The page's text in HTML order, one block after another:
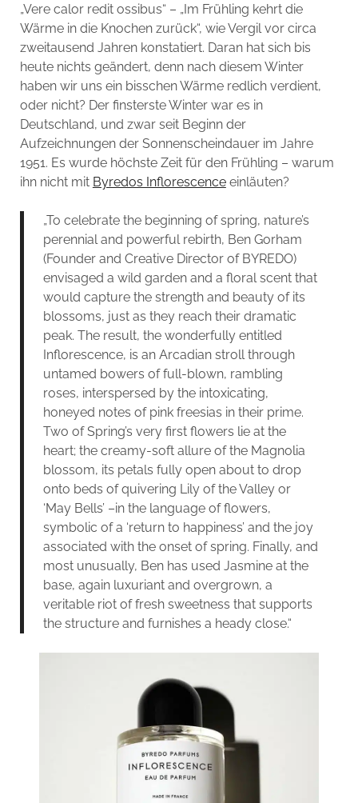
„Vere calor redit ossibus“ – „Im Frühling kehrt die
Wärme in die Knochen zurück“, wie Vergil vor circa
zweitausend Jahren konstatiert. Daran hat sich bis
heute nichts geändert, denn nach diesem Winter
haben wir uns ein bisschen Wärme redlich verdient,
oder nicht? Der finsterste Winter war es in
Deutschland, und zwar seit Beginn der
Aufzeichnungen der Sonnenscheindauer im Jahre
1951. Es wurde höchste Zeit für den Frühling – warum
ihn nicht mit Byredos Inflorescenceeinläuten?
„To celebrate the beginning of spring, nature’s
perennial and powerful rebirth, Ben Gorham
(Founder and Creative Director of BYREDO)
envisaged a wild garden and a floral scent that
would capture the strength and beauty of its
blossoms, just as they reach their dramatic
peak. The result, the wonderfully entitled
Inflorescence, is an Arcadian stroll through
untamed bowers of full-blown, rambling
roses, interspersed by the intoxicating,
honeyed notes of pink freesias in their prime.
Two of Spring’s very first flowers lie at the
heart; the creamy-soft allure of the Magnolia
blossom, its petals fully open about to drop
onto beds of quivering Lily of the Valley or
‘May Bells’ –in the language of flowers,
symbolic of a ‘return to happiness’ and the joy
associated with the onset of spring. Finally, and
most unusually, Ben has used Jasmine at the
base, again luxuriant and overgrown, a
veritable riot of fresh sweetness that supports
the structure and furnishes a heady close.“